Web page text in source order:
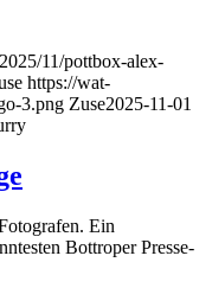
11/pottbox-alex-
https://wat-
3.png Zuse2025-11-01
Ein
Bottroper Presse-